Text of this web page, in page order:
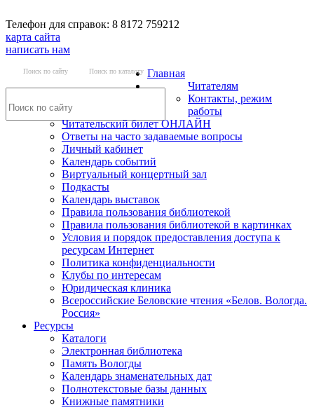
Телефон для справок: 8 8172 759212
карта сайта
написать нам
Поиск по сайту Поиск по каталогу Главная
Читателям
Контакты, режим
работы
Читательский билет ОНЛАЙН
Ответы на часто задаваемые вопросы
Личный кабинет
Календарь событий
Виртуальный концертный зал
Подкасты
Календарь выставок
Правила пользования библиотекой
Правила пользования библиотекой в картинках
Условия и порядок предоставления доступа к
ресурсам Интернет
Политика конфиденциальности
Клубы по интересам
Юридическая клиника
Всероссийские Беловские чтения «Белов. Вологда.
Россия»
Ресурсы
Каталоги
Электронная библиотека
Память Вологды
Календарь знаменательных дат
Полнотекстовые базы данных
Книжные памятники